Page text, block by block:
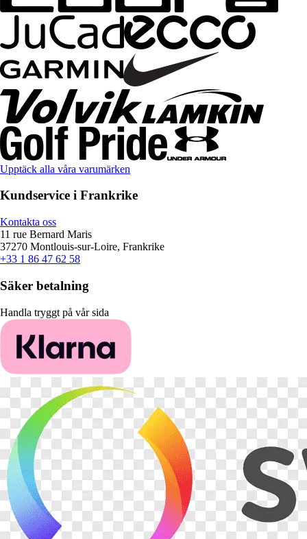
Upptäck alla våra varumärken
Kundservice i Frankrike
Kontakta oss
11 rue Bernard Maris
37270 Montlouis-sur-Loire, Frankrike
+33 1 86 47 62 58
Säker betalning
Handla tryggt på vår sida